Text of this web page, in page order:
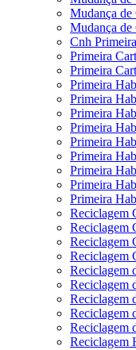
Mudança de
Mudança de
Cnh
Primeira
Primeira
Primeira
Primeira
Primeira
Primeira
Primeira
Primeira
Primeira
Primeira
Primeira
Reciclagem
Reciclagem
Reciclagem
Reciclagem
Reciclagem
Reciclagem
Reciclagem
Reciclagem
Reciclagem
Reciclagem